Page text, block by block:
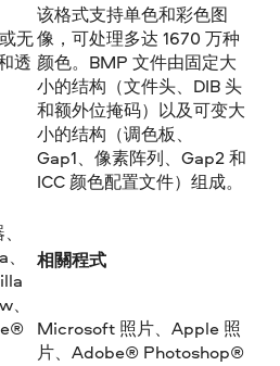
无
透
该格式支持单色和彩色图
像，可处理多达 1670 万种
颜色。BMP 文件由固定大
小的结构（文件头、DIB 头
和额外位掩码）以及可变大
小的结构（调色板、
Gap1、像素阵列、Gap2 和
ICC 颜色配置文件）组成。
相關程式
Microsoft 照片、Apple 照
片、Adobe® Photoshop®